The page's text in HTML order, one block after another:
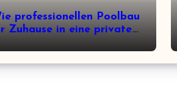
professionellen Poolbau
Zuhause in eine private